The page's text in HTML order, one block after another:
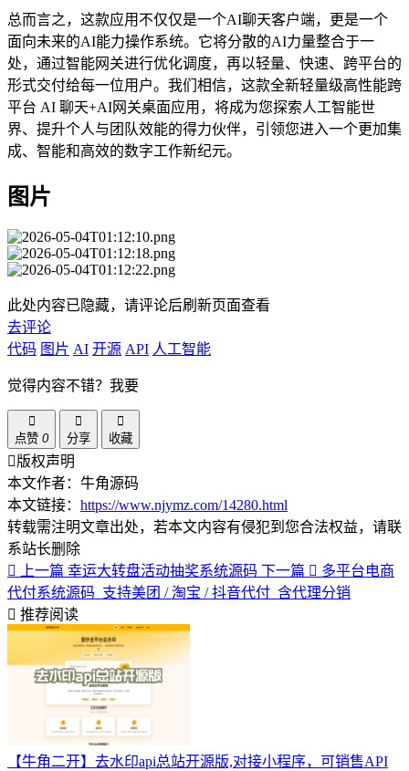
总而言之，这款应用不仅仅是一个AI聊天客户端，更是一个
面向未来的AI能力操作系统。它将分散的AI力量整合于一
处，通过智能网关进行优化调度，再以轻量、快速、跨平台的
形式交付给每一位用户。我们相信，这款全新轻量级高性能跨
平台 AI 聊天+AI网关桌面应用，将成为您探索人工智能世
界、提升个人与团队效能的得力伙伴，引领您进入一个更加集
成、智能和高效的数字工作新纪元。
图片
此处内容已隐藏，请评论后刷新页面查看
去评论
代码 图片 AI 开源 API 人工智能
觉得内容不错？我要
点赞 0 分享 收藏
版权声明
本文作者：牛角源码
本文链接： https://www.njymz.com/14280.html
转载需注明文章出处，若本文内容有侵犯到您合法权益，请联
系站长删除
上一篇 幸运大转盘活动抽奖系统源码 下一篇
多平台电商
代付系统源码_支持美团 / 淘宝 / 抖音代付_含代理分销
推荐阅读
【牛角二开】去水印api总站开源版,对接小程序，可销售API